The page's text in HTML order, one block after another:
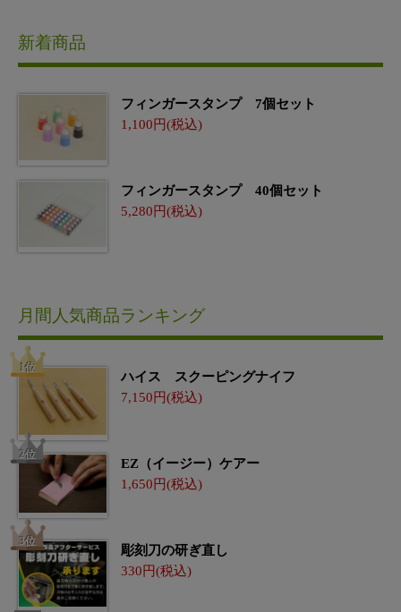
新着商品
フィンガースタンプ 7個セット
1,100
フィンガースタンプ 40個セット
5,280
月間人気商品ランキング
ハイス スクーピングナイフ
7,150
EZ（イージー）ケアー
1,650
彫刻刀の研ぎ直し
330